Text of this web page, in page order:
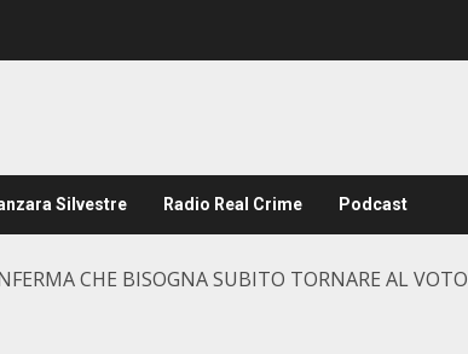
Silvestre Radio Real Crime Podcast
CHE BISOGNA SUBITO TORNARE AL VOTO